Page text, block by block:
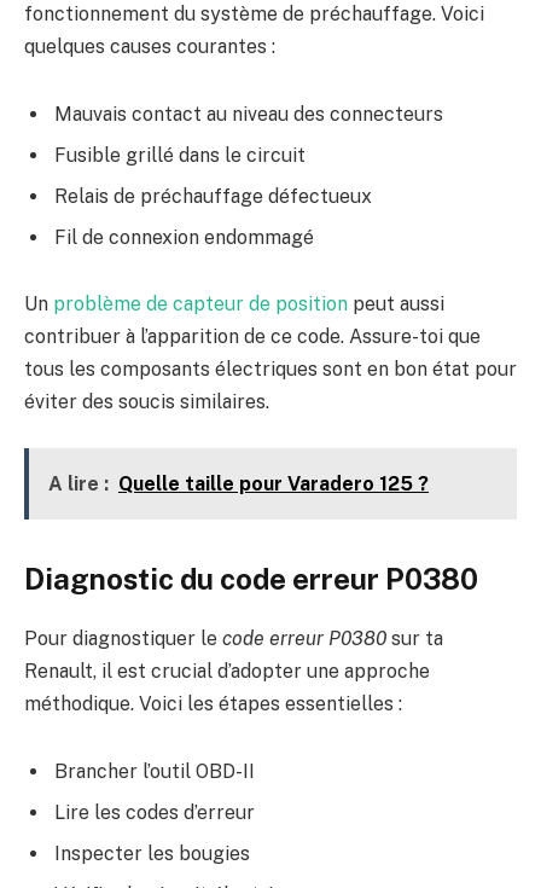
fonctionnement du système de préchauffage. Voici
quelques causes courantes :
Mauvais contact au niveau des connecteurs
Fusible grillé dans le circuit
Relais de préchauffage défectueux
Fil de connexion endommagé
Un problème de capteur de position peut aussi
contribuer à l’apparition de ce code. Assure-toi que
tous les composants électriques sont en bon état pour
éviter des soucis similaires.
A lire : Quelle taille pour Varadero 125 ?
Diagnostic du code erreur P0380
Pour diagnostiquer le code erreur P0380 sur ta
Renault, il est crucial d’adopter une approche
méthodique. Voici les étapes essentielles :
Brancher l’outil OBD-II
Lire les codes d’erreur
Inspecter les bougies